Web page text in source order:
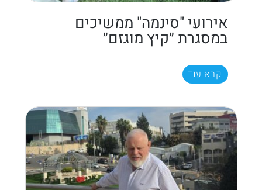
אירועי "סינמה" ממשיכים
במסגרת ״קיץ מוגזם״
קרא עוד